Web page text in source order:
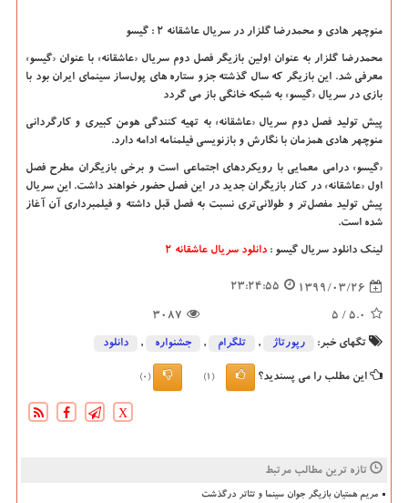
منوچهر هادی و محمدرضا گلزار در سریال عاشقانه 2 : گیسو
محمدرضا گلزار به عنوان اولین بازیگر فصل دوم سریال «عاشقانه» با عنوان «گیسو»
معرفی شد. این بازیگر که سال گذشته جزو ستاره های پول‌ساز سینمای ایران بود با
بازی در سریال «گیسو» به شبکه خانگی باز می گردد
پیش‌ تولید فصل دوم سریال «عاشقانه» به تهیه کنندگی هومن کبیری و کارگردانی
منوچهر هادی همزمان با نگارش و بازنویسی فیلمنامه ادامه دارد.
«گیسو» درامی معمایی با رویکردهای اجتماعی است و برخی بازیگران مطرح فصل
اول «عاشقانه» در کنار بازیگران جدید در این فصل حضور خواهند داشت. این سریال
پیش تولید مفصل‌تر و طولانی‌تری نسبت به فصل قبل داشته و فیلمبرداری آن آغاز
شده است.
لینک دانلود سریال گیسو : دانلود سریال عاشقانه 2
1399/03/26
23:24:55
5.0
/ 5
3087
تگهای خبر: رپورتاژ , تلگرام , جشنواره , دانلود
این مطلب را می پسندید؟ (1)
(0)
X
تازه ترین مطالب مرتبط
مریم همتیان بازیگر جوان سینما و تئاتر درگذشت